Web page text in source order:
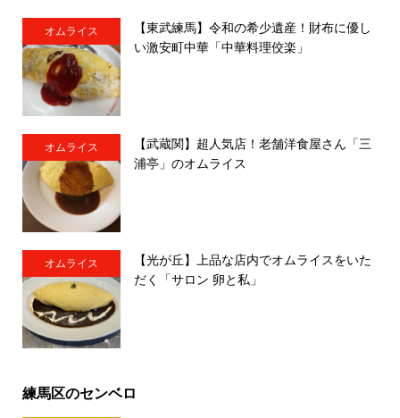
オムライス
【東武練馬】令和の希少遺産！財布に優し
い激安町中華「中華料理佼楽」
オムライス
【武蔵関】超人気店！老舗洋食屋さん「三
浦亭」のオムライス
オムライス
【光が丘】上品な店内でオムライスをいた
だく「サロン 卵と私」
練馬区のセンベロ